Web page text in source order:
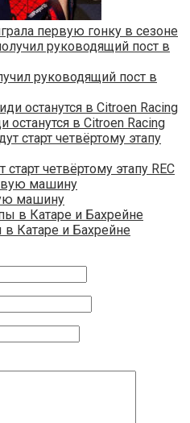
первую гонку в сезоне
руководящий пост в
в Citroen Racing
четвёртому этапу REC
машину
в Катаре и Бахрейне